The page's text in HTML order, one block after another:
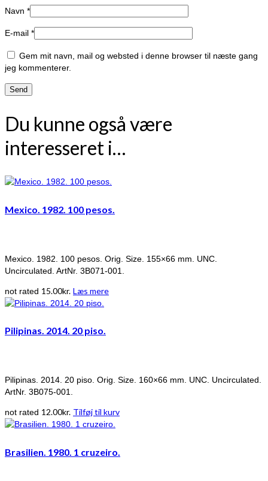
Navn *
E-mail *
Gem mit navn, mail og websted i denne browser til næste gang
jeg kommenterer.
Du kunne også være
interesseret i…
Mexico. 1982. 100 pesos.
Mexico. 1982. 100 pesos. Orig. Size. 155×66 mm. UNC.
Uncirculated. ArtNr. 3B071-001.
not rated 15.00kr. Læs mere
Pilipinas. 2014. 20 piso.
Pilipinas. 2014. 20 piso. Orig. Size. 160×66 mm. UNC. Uncirculated.
ArtNr. 3B075-001.
not rated 12.00kr. Tilføj til kurv
Brasilien. 1980. 1 cruzeiro.